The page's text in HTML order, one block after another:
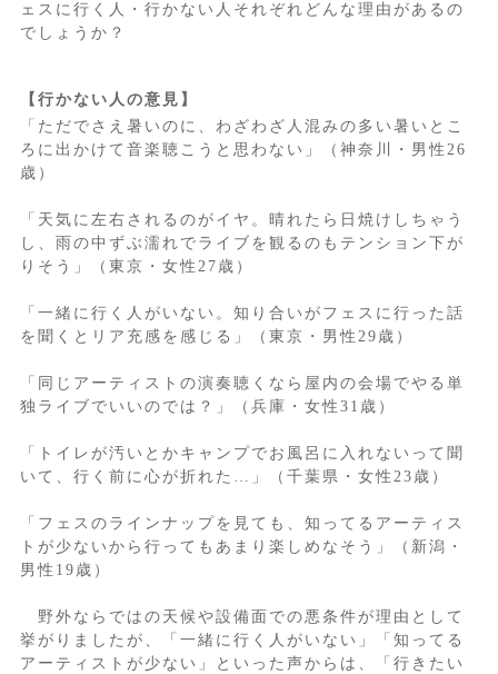
ェスに行く人・行かない人それぞれどんな理由があるの
でしょうか？
【行かない人の意見】
「ただでさえ暑いのに、わざわざ人混みの多い暑いとこ
ろに出かけて音楽聴こうと思わない」（神奈川・男性26
歳）
「天気に左右されるのがイヤ。晴れたら日焼けしちゃう
し、雨の中ずぶ濡れでライブを観るのもテンション下が
りそう」（東京・女性27歳）
「一緒に行く人がいない。知り合いがフェスに行った話
を聞くとリア充感を感じる」（東京・男性29歳）
「同じアーティストの演奏聴くなら屋内の会場でやる単
独ライブでいいのでは？」（兵庫・女性31歳）
「トイレが汚いとかキャンプでお風呂に入れないって聞
いて、行く前に心が折れた…」（千葉県・女性23歳）
「フェスのラインナップを見ても、知ってるアーティス
トが少ないから行ってもあまり楽しめなそう」（新潟・
男性19歳）
野外ならではの天候や設備面での悪条件が理由として
挙がりましたが、「一緒に行く人がいない」「知ってる
アーティストが少ない」といった声からは、「行きたい